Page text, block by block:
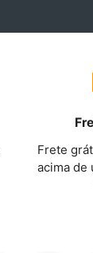
Frete
acima de